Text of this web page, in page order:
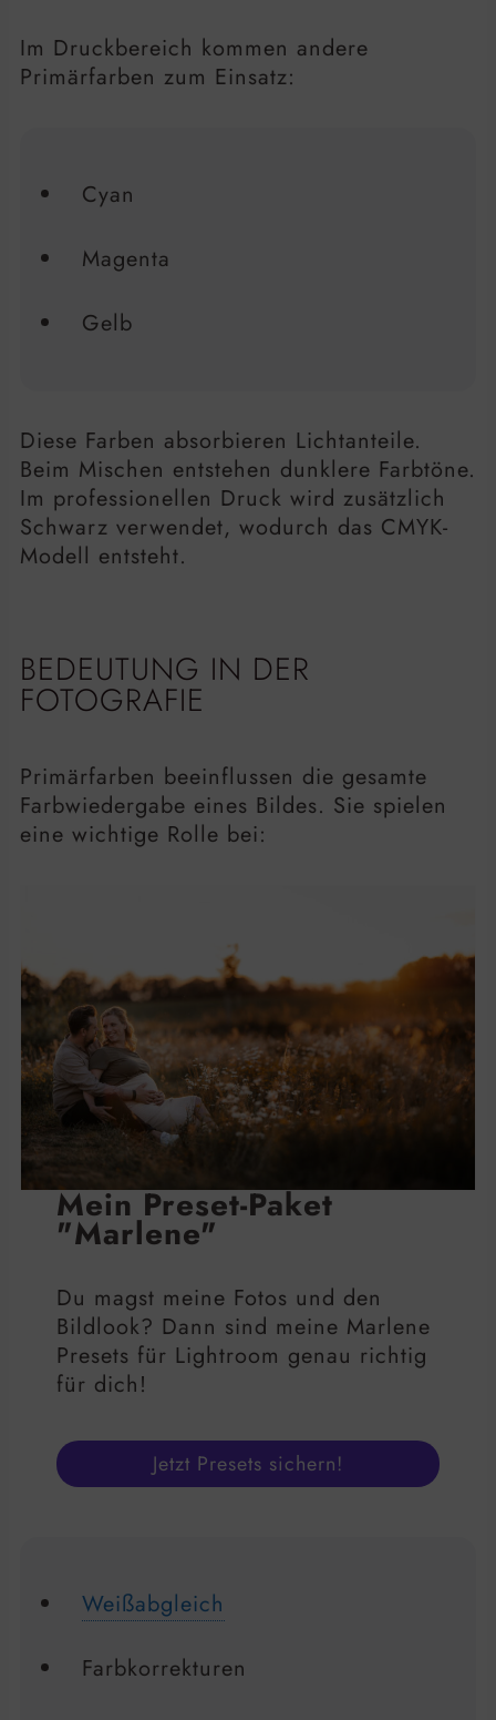
Im Druckbereich kommen andere
Primärfarben zum Einsatz:
Cyan
Magenta
Gelb
Diese Farben absorbieren Lichtanteile.
Beim Mischen entstehen dunklere Farbtöne.
Im professionellen Druck wird zusätzlich
Schwarz verwendet, wodurch das CMYK-
Modell entsteht.
BEDEUTUNG IN DER
FOTOGRAFIE
Primärfarben beeinflussen die gesamte
Farbwiedergabe eines Bildes. Sie spielen
eine wichtige Rolle bei:
Mein Preset-Paket
"Marlene"
Du magst meine Fotos und den
Bildlook? Dann sind meine Marlene
Presets für Lightroom genau richtig
für dich!
Jetzt Presets sichern!
Weißabgleich
Farbkorrekturen